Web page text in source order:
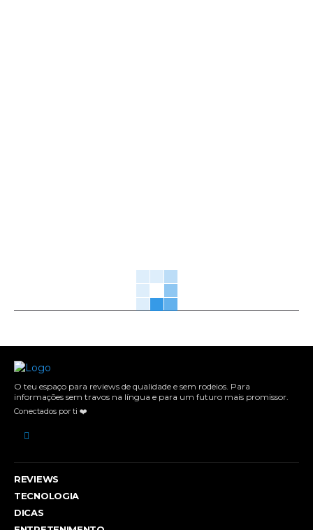
O teu espaço para reviews de qualidade e sem rodeios. Para
informações sem travos na língua e para um futuro mais promissor.
Conectados por ti ❤️
REVIEWS
TECNOLOGIA
DICAS